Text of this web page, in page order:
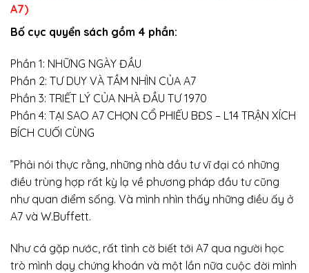
A7)
Bố cục quyển sách gồm 4 phần:
Phần 1: NHỮNG NGÀY ĐẦU
Phần 2: TƯ DUY VÀ TẦM NHÌN CỦA A7
Phần 3: TRIẾT LÝ CỦA NHÀ ĐẦU TƯ 1970
Phần 4: TẠI SAO A7 CHỌN CỔ PHIẾU BĐS – L14 TRẬN XÍCH
BÍCH CUỐI CÙNG
”Phải nói thực rằng, những nhà đầu tư vĩ đại có những
điều trùng hợp rất kỳ lạ về phương pháp đầu tư cũng
như quan điểm sống. Và mình nhìn thấy những điều ấy ở
A7 và W.Buffett.
Như cá gặp nước, rất tình cờ biết tới A7 qua người học
trò mình dạy chứng khoán và một lần nữa cuộc đời mình